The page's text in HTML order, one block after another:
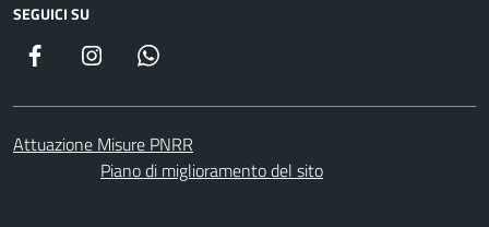
SEGUICI SU
Facebook Instagram
Attuazione Misure PNRR
Piano di miglioramento del sito